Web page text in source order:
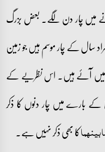
میں چار دن لگے۔ بعض بزرگ
سال کے چار موسم ہیں جو زمین
میں آئے ہیں۔ اس نظریے کے
بارے میں چار دنوں کا ذکر
بینہماکا بھی ذکر نہیں ہے۔